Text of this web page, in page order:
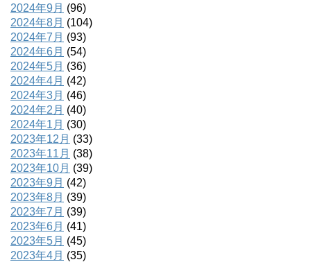
2024年9月 (96)
2024年8月 (104)
2024年7月 (93)
2024年6月 (54)
2024年5月 (36)
2024年4月 (42)
2024年3月 (46)
2024年2月 (40)
2024年1月 (30)
2023年12月 (33)
2023年11月 (38)
2023年10月 (39)
2023年9月 (42)
2023年8月 (39)
2023年7月 (39)
2023年6月 (41)
2023年5月 (45)
2023年4月 (35)